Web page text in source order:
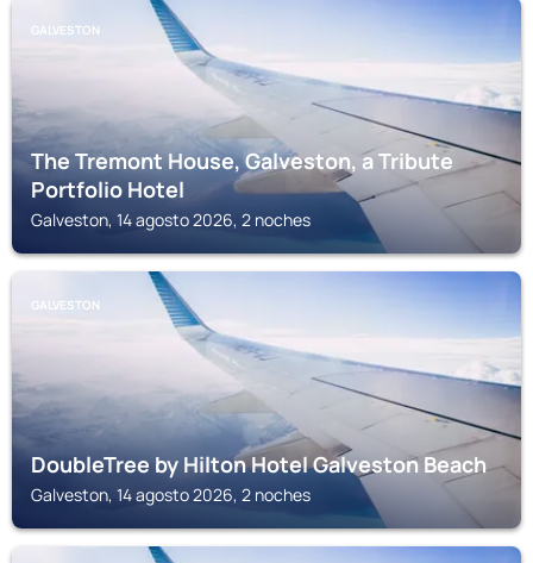
GALVESTON
The Tremont House, Galveston, a Tribute
Portfolio Hotel
Galveston, 14 agosto 2026, 2 noches
GALVESTON
DoubleTree by Hilton Hotel Galveston Beach
Galveston, 14 agosto 2026, 2 noches